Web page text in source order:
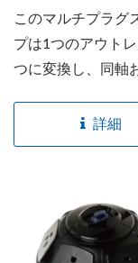
ン、ランプ、ゲー
ジタルカメラなど
まなデバイスに便
充電電力を提供し
このスリムな電源
むことなく電源コ
に簡単にアクセス
す。取り付けオプ
このマルチプラグ
プは1つのアウト
つに変換し、同軸
内蔵された3ライン
N、H-G、N-G）
を保護します。ま
やファックス機も
詳細